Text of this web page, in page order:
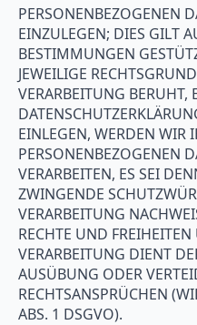
PERSONENBEZOGENEN
EINZULEGEN; DIES GILT
BESTIMMUNGEN
JEWEILIGE
VERARBEITUNG BERUHT,
EINLEGEN, WERDEN WIR
PERSONENBEZOGENEN
VERARBEITEN, ES SEI
ZWINGENDE
VERARBEITUNG
RECHTE UND
VERARBEITUNG DIENT
AUSÜBUNG ODER
RECHTSANSPRÜCHEN
ABS. 1 DSGVO).